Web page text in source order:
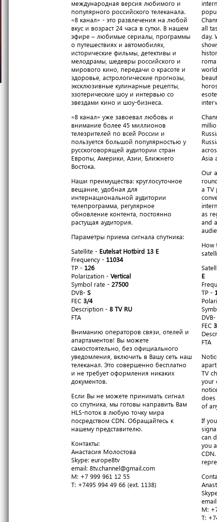
международная версия любимого и
популярного российского телеканала.
«8 канал» - это развлечения на любой
вкус и возраст 24 часа в сутки. В нашем
эфире – любимые сериалы, программы
о путешествиях и автомобилях,
исторические фильмы, детективы и
мелодрамы, шедевры российского и
мирового кино, передачи о красоте и
здоровье, астрологические прогнозы,
эксклюзивные кулинарные рецепты,
эзотерические шоу и интервью со
звездами кино и шоу-бизнеса.
«8 канал» уже завоевал любовь и
внимание более 45 миллионов
телезрителей по всей России и
пользуется большой популярностью у
русскоговорящей аудитории стран
Европы, Америки, Азии, Ближнего
Востока.
Наши преимущества: круглосуточное
вещание, удобная для
интернациональной аудитории
телепрограмма, регулярное
обновление контента, постоянно
растущая аудитория.
Параметры приема сигнала спутника:
Satellite - Eutelsat Hotbird 13 E
Frequency - 11034
TP - 126
Polarization - Vertical
Symbol rate - 27500
DVB- S
FEC 3/4
Description - 8 TV RU
FTA
Вниманию операторов связи, отелей и
апартаментов! Вы можете
самостоятельно, без официального
уведомления, включить в Вашу сеть наш
телеканал. Это совершенно бесплатно
и не требует оформления никаких
документов.
Если Вы не можете принимать сигнал
со спутника, мы готовы направить Вам
HLS-поток в любую точку мира
посредством CDN. Обращайтесь к
нашему представителю.
Контакты:
Анастасия Молостова
​Skype: europe8tv
email: 8tv.channel@gmail.com
M: +7 999 961 12 55
T​: +7495 994 49 66 (ext. 1138)
all
day.
Asia
Our
a TV
as
and
How
E
TP -
DVB-
FEC
FTA
TV
your
of
If
can
you
M:
T​: